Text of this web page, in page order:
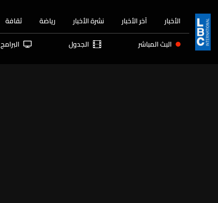
الأخبار آخر الأخبار نشرة الأخبار رياضة ثقافة
البث المباشر الجدول البرامج